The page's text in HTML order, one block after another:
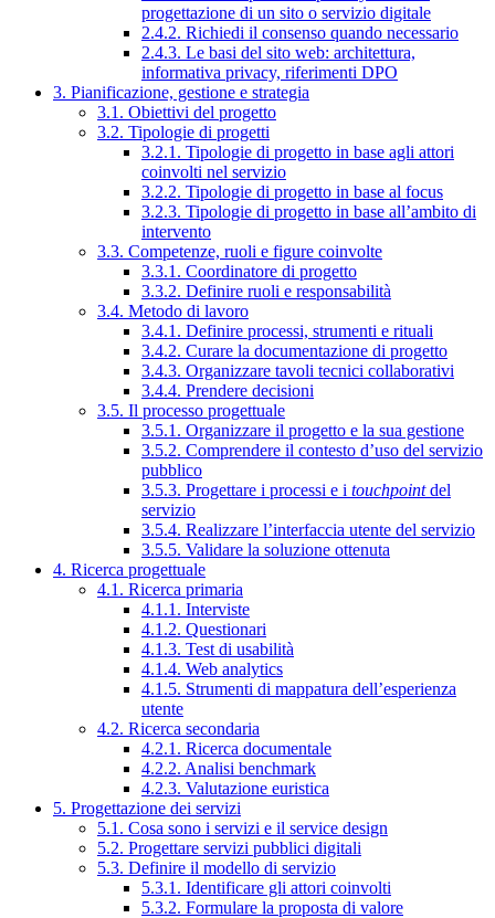
progettazione di un sito o servizio digitale
2.4.2. Richiedi il consenso quando necessario
2.4.3. Le basi del sito web: architettura,
informativa privacy, riferimenti DPO
3. Pianificazione, gestione e strategia
3.1. Obiettivi del progetto
3.2. Tipologie di progetti
3.2.1. Tipologie di progetto in base agli attori
coinvolti nel servizio
3.2.2. Tipologie di progetto in base al focus
3.2.3. Tipologie di progetto in base all’ambito di
intervento
3.3. Competenze, ruoli e figure coinvolte
3.3.1. Coordinatore di progetto
3.3.2. Definire ruoli e responsabilità
3.4. Metodo di lavoro
3.4.1. Definire processi, strumenti e rituali
3.4.2. Curare la documentazione di progetto
3.4.3. Organizzare tavoli tecnici collaborativi
3.4.4. Prendere decisioni
3.5. Il processo progettuale
3.5.1. Organizzare il progetto e la sua gestione
3.5.2. Comprendere il contesto d’uso del servizio
pubblico
3.5.3. Progettare i processi e i touchpointdel
servizio
3.5.4. Realizzare l’interfaccia utente del servizio
3.5.5. Validare la soluzione ottenuta
4. Ricerca progettuale
4.1. Ricerca primaria
4.1.1. Interviste
4.1.2. Questionari
4.1.3. Test di usabilità
4.1.4. Web analytics
4.1.5. Strumenti di mappatura dell’esperienza
utente
4.2. Ricerca secondaria
4.2.1. Ricerca documentale
4.2.2. Analisi benchmark
4.2.3. Valutazione euristica
5. Progettazione dei servizi
5.1. Cosa sono i servizi e il service design
5.2. Progettare servizi pubblici digitali
5.3. Definire il modello di servizio
5.3.1. Identificare gli attori coinvolti
5.3.2. Formulare la proposta di valore